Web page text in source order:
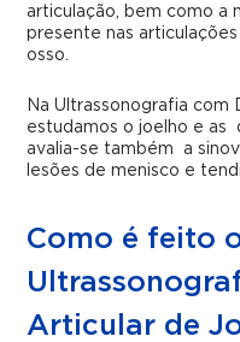
articulação, bem como a
presente nas
osso.
Na Ultrassonografia com
estudamos o joelho e as
avalia-se também a
lesões de menisco e
Como é feito
Articular de